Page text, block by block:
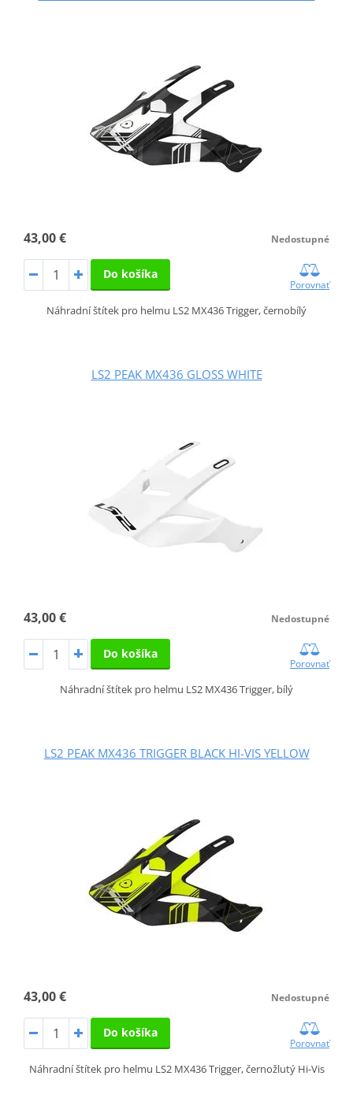
43,00 € Nedostupné
Do košíka
Porovnať
Náhradní štítek pro helmu LS2 MX436 Trigger, černobílý
LS2 PEAK MX436 GLOSS WHITE
43,00 € Nedostupné
Do košíka
Porovnať
Náhradní štítek pro helmu LS2 MX436 Trigger, bílý
LS2 PEAK MX436 TRIGGER BLACK HI-VIS YELLOW
43,00 € Nedostupné
Do košíka
Porovnať
Náhradní štítek pro helmu LS2 MX436 Trigger, černožlutý Hi-Vis